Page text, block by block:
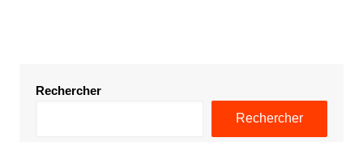
Rechercher
Rechercher